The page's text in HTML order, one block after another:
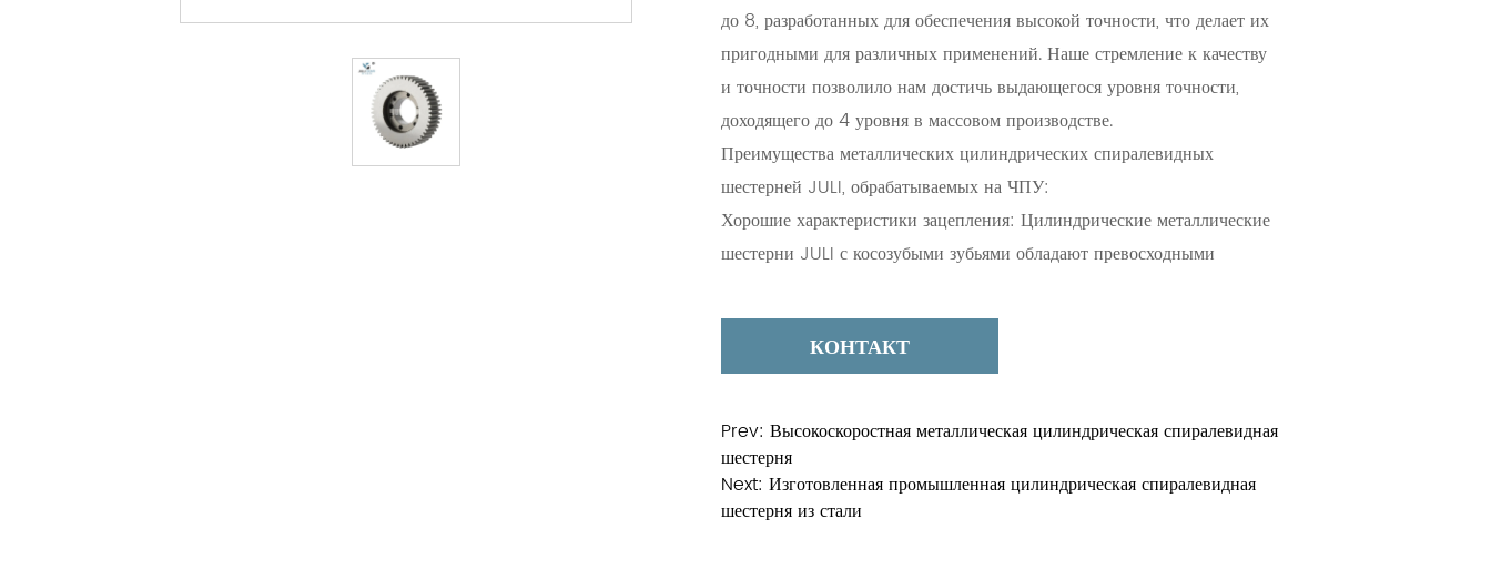
до 8, разработанных для обеспечения высокой точности, что делает их
пригодными для различных применений. Наше стремление к качеству
и точности позволило нам достичь выдающегося уровня точности,
доходящего до 4 уровня в массовом производстве.
Преимущества металлических цилиндрических спиралевидных
шестерней JULI, обрабатываемых на ЧПУ:
Хорошие характеристики зацепления: Цилиндрические металлические
шестерни JULI с косозубыми зубьями обладают превосходными
обеспечивает более широкую площадь контакта, что приводит к более
плавной и эффективной передаче энергии.
возможностями перекрытия, что является решающим фактором для
уменьшения люфта и обеспечения стабильной и надежной передачи
мощности между шестернями.
Компактная структура: Наши шестерни отличаются компактной
КОНТАКТ
Prev: Высокоскоростная металлическая цилиндрическая спиралевидная
шестерня
Next: Изготовленная промышленная цилиндрическая спиралевидная
шестерня из стали